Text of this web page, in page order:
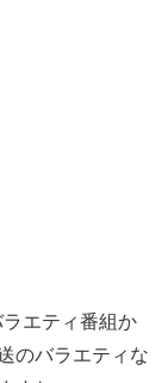
エティ番組か
のバラエティな